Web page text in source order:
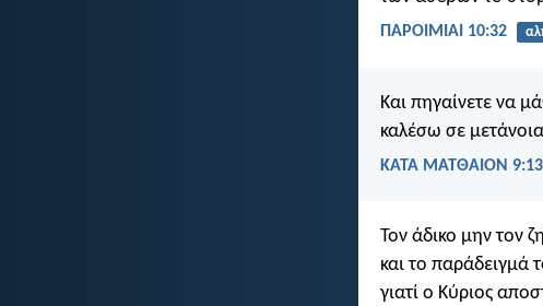
ΠΑΡΟΙΜΙΑΙ 10:32
Και πηγαίνετε να
καλέσω σε
ΚΑΤΑ ΜΑΤΘΑΙΟΝ 9:13
Τον άδικο μην τον
και το παράδειγμά
γιατί ο Κύριος